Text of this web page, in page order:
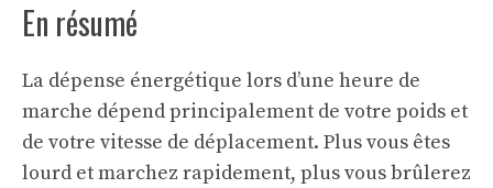
En résumé
La dépense énergétique lors d’une heure de
marche dépend principalement de votre poids et
de votre vitesse de déplacement. Plus vous êtes
lourd et marchez rapidement, plus vous brûlerez